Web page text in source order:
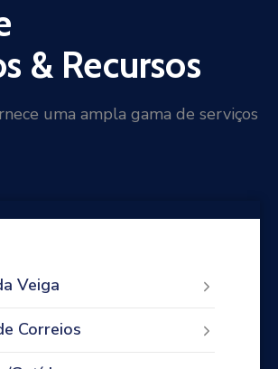
& Recursos
uma ampla gama de serviços
Veiga
Correios